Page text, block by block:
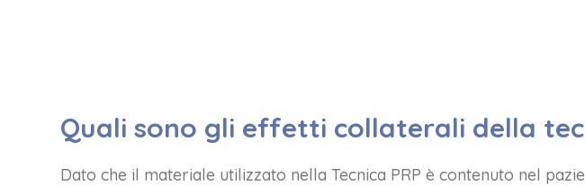
Quali sono gli effetti collaterali della
Dato che il materiale utilizzato nella Tecnica PRP è contenuto nel